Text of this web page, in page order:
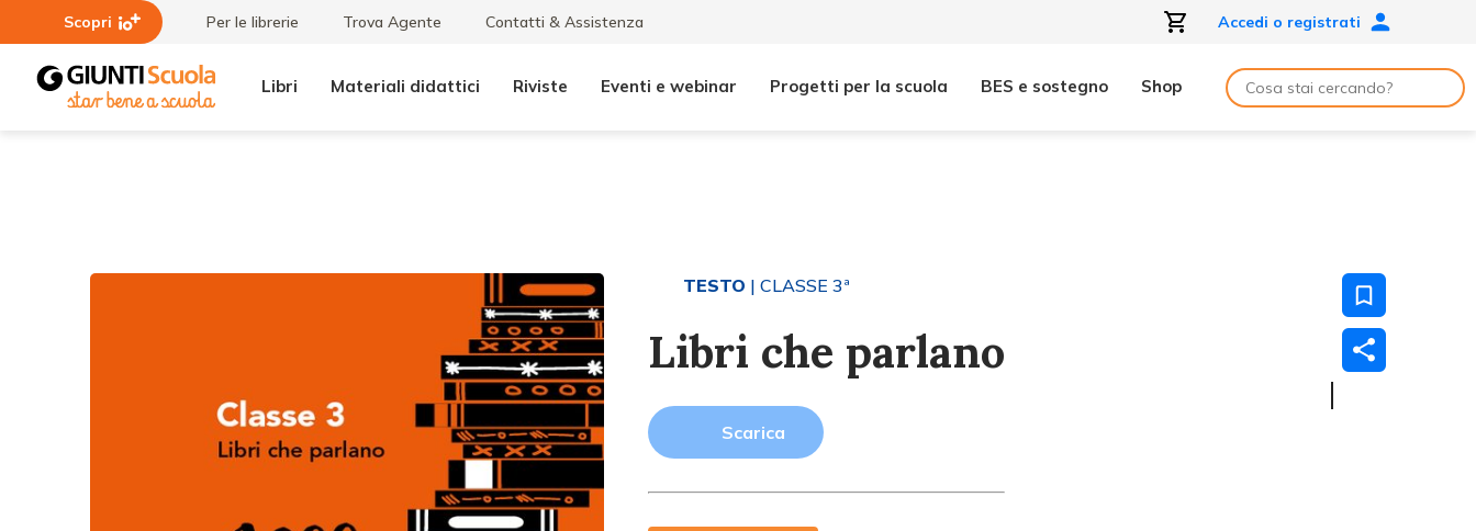
Scopri Per le librerie Trova Agente Contatti & Assistenza Accedi o registrati
Libri Materiali didattici Riviste Eventi e webinar Progetti per la scuola BES e sostegno Shop
TESTO | CLASSE 3ª
Libri che parlano
Scarica